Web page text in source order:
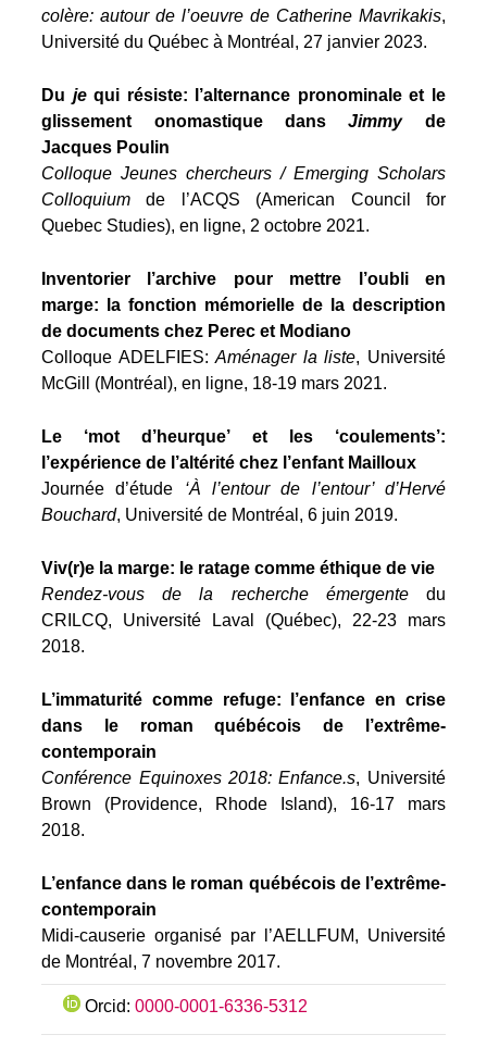
colère: autour de l’oeuvre de Catherine Mavrikakis,
Université du Québec à Montréal, 27 janvier 2023.
Du jequi résiste: l’alternance pronominale et le
glissement onomastique dansJimmyde
Jacques Poulin
Colloque Jeunes chercheurs / Emerging Scholars
Colloquium de l’ACQS (American Council for
Quebec Studies), en ligne, 2 octobre 2021.
Inventorier l’archive pour mettre l’oubli en
marge: la fonction mémorielle de la description
de documents chez Perec et Modiano
Colloque ADELFIES:Aménager la liste, Université
McGill (Montréal), en ligne, 18-19 mars 2021.
Le ‘mot d’heurque’ et les ‘coulements’:
l’expérience de l’altérité chez l’enfant Mailloux
Journée d’étude ‘À l’entour de l’entour’ d’Hervé
Bouchard, Université de Montréal, 6 juin 2019.
Viv(r)e la marge: le ratage comme éthique de vie
Rendez-vous de la recherche émergentedu
CRILCQ, Université Laval (Québec), 22-23 mars
2018.
L’immaturité comme refuge: l’enfance en crise
dans le roman québécois de l’extrême-
contemporain
Conférence Equinoxes 2018: Enfance.s, Université
Brown (Providence, Rhode Island), 16-17 mars
2018.
L’enfance dans le roman québécois de l’extrême-
contemporain
Midi-causerie organisé par l’AELLFUM, Université
de Montréal, 7 novembre 2017.
Orcid:0000-0001-6336-5312